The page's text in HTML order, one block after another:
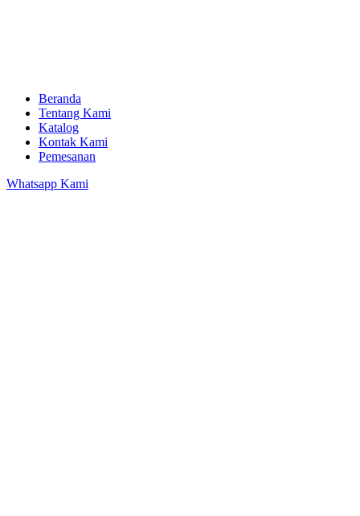
Beranda
Tentang Kami
Katalog
Kontak Kami
Pemesanan
Whatsapp Kami